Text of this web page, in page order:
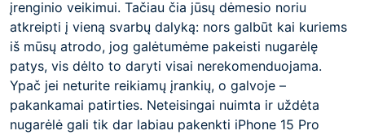
įrenginio veikimui. Tačiau čia jūsų dėmesio noriu
atkreipti į vieną svarbų dalyką: nors galbūt kai kuriems
iš mūsų atrodo, jog galėtumėme pakeisti nugarėlę
patys, vis dėlto to daryti visai nerekomenduojama.
Ypač jei neturite reikiamų įrankių, o galvoje –
pakankamai patirties. Neteisingai nuimta ir uždėta
nugarėlė gali tik dar labiau pakenkti iPhone 15 Pro